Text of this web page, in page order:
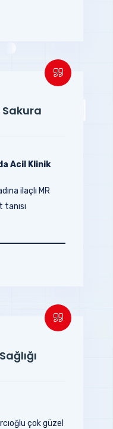
Acil Klinik
ilaçlı MR
çok güzel